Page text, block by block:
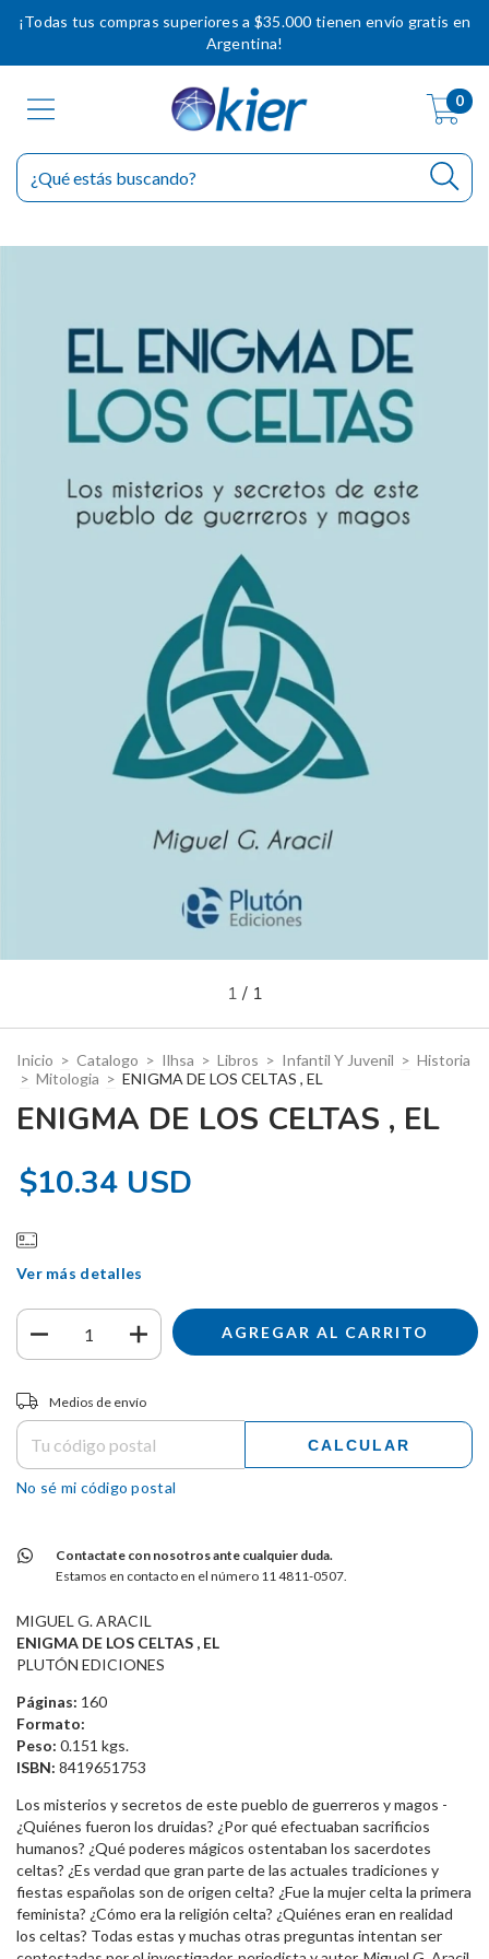
¡Todas tus compras superiores a $35.000 tienen envío gratis en
Argentina!
0
1 / 1
Inicio > Catalogo > Ilhsa > Libros > Infantil Y Juvenil > Historia
> Mitologia > ENIGMA DE LOS CELTAS , EL
ENIGMA DE LOS CELTAS , EL
$10.34 USD
Ver más detalles
Entregas para el CP:
Medios de envío
CALCULAR
No sé mi código postal
Contactate con nosotros ante cualquier duda.
Estamos en contacto en el número 11 4811-0507.
MIGUEL G. ARACIL
ENIGMA DE LOS CELTAS , EL
PLUTÓN EDICIONES
Páginas: 160
Formato:
Peso: 0.151 kgs.
ISBN: 8419651753
Los misterios y secretos de este pueblo de guerreros y magos -
¿Quiénes fueron los druidas? ¿Por qué efectuaban sacrificios
humanos? ¿Qué poderes mágicos ostentaban los sacerdotes
celtas? ¿Es verdad que gran parte de las actuales tradiciones y
fiestas españolas son de origen celta? ¿Fue la mujer celta la primera
feminista? ¿Cómo era la religión celta? ¿Quiénes eran en realidad
los celtas? Todas estas y muchas otras preguntas intentan ser